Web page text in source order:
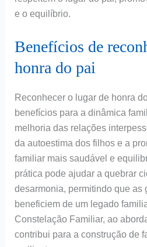
e o equilíbrio.
Benefícios de
honra do pai
Reconhecer o lugar de honra
benefícios para a dinâmica
melhoria das relações
da autoestima dos filhos e a
familiar mais saudável e
prática pode ajudar a quebrar
desarmonia, permitindo que as
beneficiem de um legado
Constelação Familiar, ao
contribui para a construção de